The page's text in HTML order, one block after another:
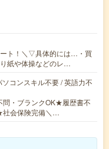
ート！＼▽具体的には…・買
紙や体操などのレ…
コンスキル不要 / 英語力不
・ブランクOK★履歴書不
社会保険完備＼…